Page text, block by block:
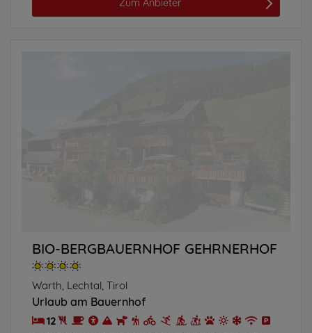
Zum Anbieter
BIO-BERGBAUERNHOF GEHRNERHOF
Warth, Lechtal, Tirol
Urlaub am Bauernhof
12